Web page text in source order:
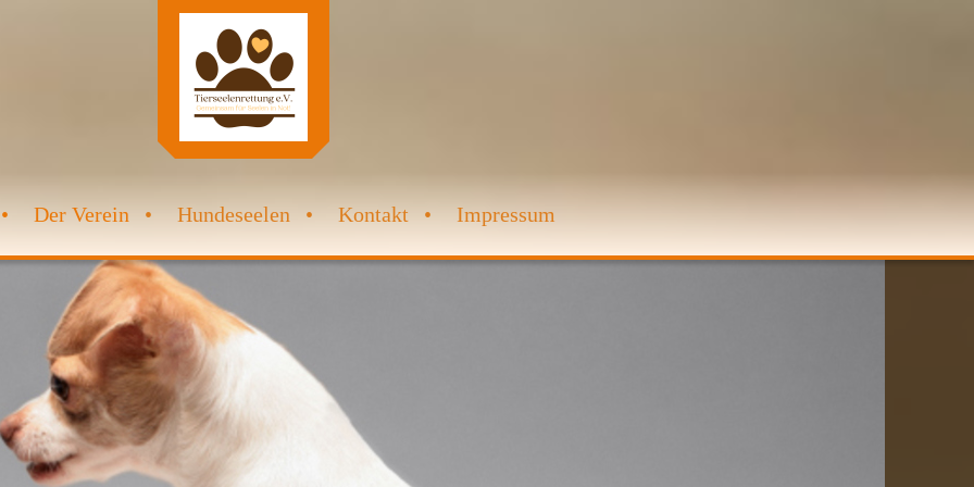
Der Verein Hundeseelen Kontakt Impressum